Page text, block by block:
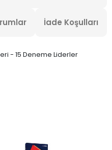
İade Koşulları
- 15 Deneme Liderler